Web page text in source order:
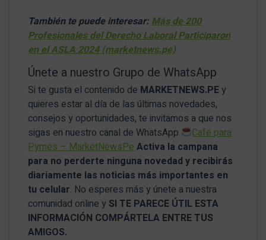
También te puede interesar: Más de 200
Profesionales del Derecho Laboral Participaron
en el ASLA 2024 (marketnews.pe)
Únete a nuestro Grupo de WhatsApp
Si te gusta el contenido de MARKETNEWS.PE y
quieres estar al día de las últimas novedades,
consejos y oportunidades, te invitamos a que nos
sigas en nuestro canal de WhatsApp
Café para
Pymes – MarketNewsPe Activa la campana
para no perderte ninguna novedad y recibirás
diariamente las noticias más importantes en
tu celular. No esperes más y únete a nuestra
comunidad online y SI TE PARECE ÚTIL ESTA
INFORMACIÓN COMPÁRTELA ENTRE TUS
AMIGOS.